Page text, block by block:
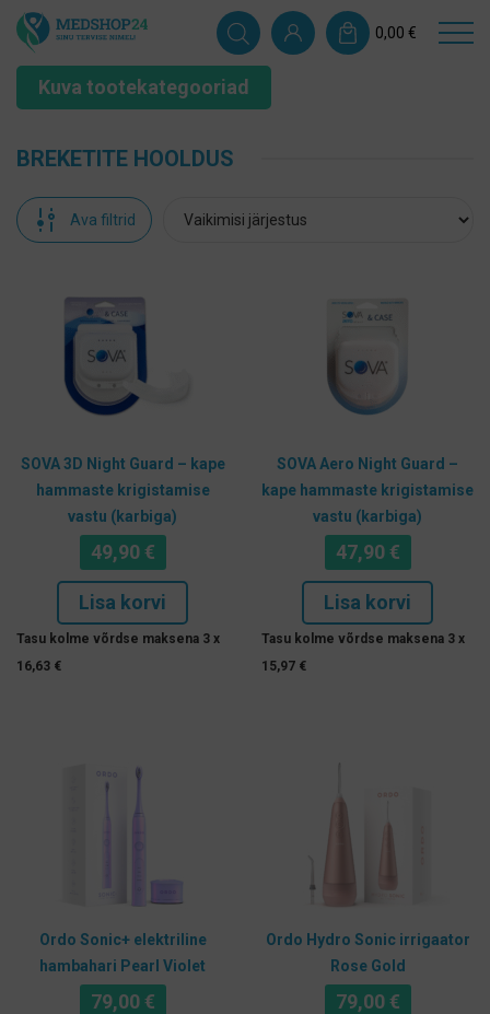
0,00 €
Kuva tootekategooriad
BREKETITE HOOLDUS
Ava filtrid
SOVA 3D Night Guard – kape
hammaste krigistamise
vastu (karbiga)
49,90€
Lisa korvi
Tasu kolme võrdse maksena 3 x
16,63 €
SOVA Aero Night Guard –
kape hammaste krigistamise
vastu (karbiga)
47,90€
Lisa korvi
Tasu kolme võrdse maksena 3 x
15,97 €
Ordo Sonic+ elektriline
hambahari Pearl Violet
79,00€
Ordo Hydro Sonic irrigaator
Rose Gold
79,00€